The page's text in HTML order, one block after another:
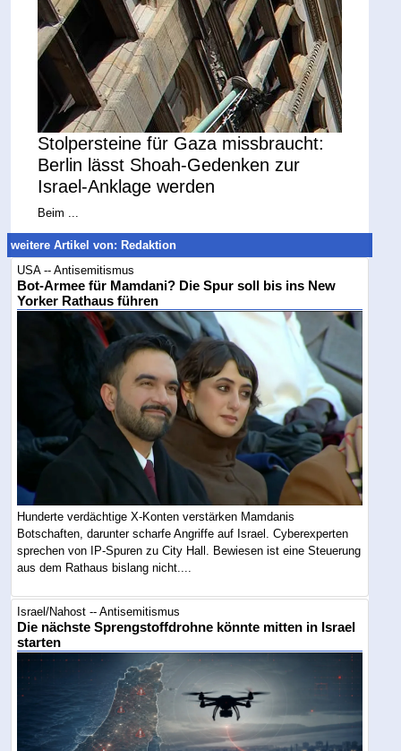
Stolpersteine für Gaza missbraucht:
Berlin lässt Shoah-Gedenken zur
Israel-Anklage werden
Beim ...
weitere Artikel von: Redaktion
USA -- Antisemitismus
Bot-Armee für Mamdani? Die Spur soll bis ins New
Yorker Rathaus führen
Hunderte verdächtige X-Konten verstärken Mamdanis
Botschaften, darunter scharfe Angriffe auf Israel. Cyberexperten
sprechen von IP-Spuren zu City Hall. Bewiesen ist eine Steuerung
aus dem Rathaus bislang nicht....
Israel/Nahost -- Antisemitismus
Die nächste Sprengstoffdrohne könnte mitten in Israel
starten